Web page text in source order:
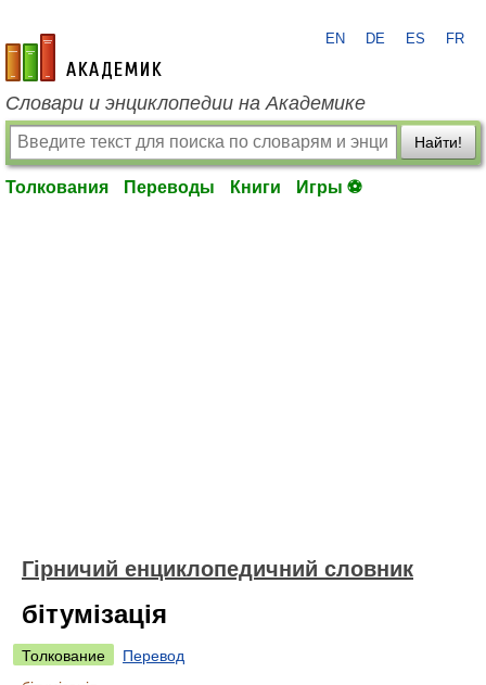
academic.ru
EN DE ES FR
Словари и энциклопедии на Академике
Найти!
Толкования Переводы Книги Игры ⚽
Гірничий енциклопедичний словник
бітумізація
Толкование
Перевод